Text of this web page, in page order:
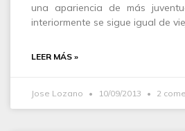
una apariencia de más
interiormente se sigue igual de
LEER MÁS »
Jose Lozano 10/09/2013 2